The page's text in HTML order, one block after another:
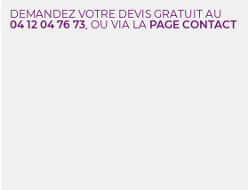
DEMANDEZ VOTRE DEVIS GRATUIT AU
04 12 04 76 73, OU VIA LA PAGE CONTACT